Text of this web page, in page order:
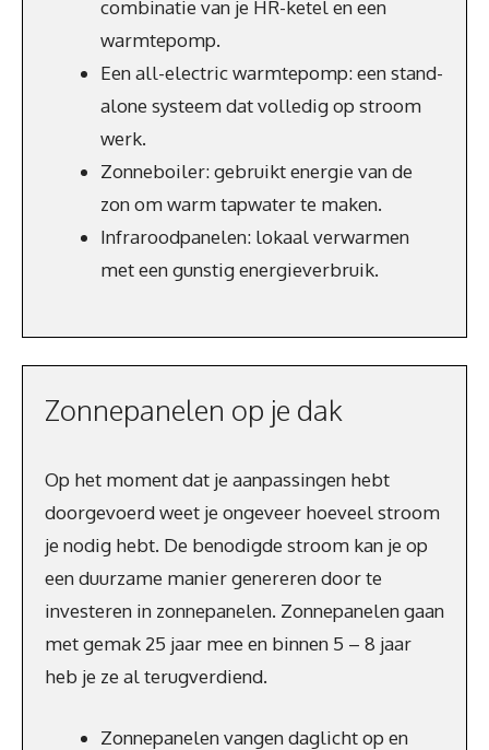
combinatie van je HR-ketel en een
warmtepomp.
Een all-electric warmtepomp: een stand-
alone systeem dat volledig op stroom
werk.
Zonneboiler: gebruikt energie van de
zon om warm tapwater te maken.
Infraroodpanelen: lokaal verwarmen
met een gunstig energieverbruik.
Zonnepanelen op je dak
Op het moment dat je aanpassingen hebt
doorgevoerd weet je ongeveer hoeveel stroom
je nodig hebt. De benodigde stroom kan je op
een duurzame manier genereren door te
investeren in zonnepanelen. Zonnepanelen gaan
met gemak 25 jaar mee en binnen 5 – 8 jaar
heb je ze al terugverdiend.
Zonnepanelen vangen daglicht op en